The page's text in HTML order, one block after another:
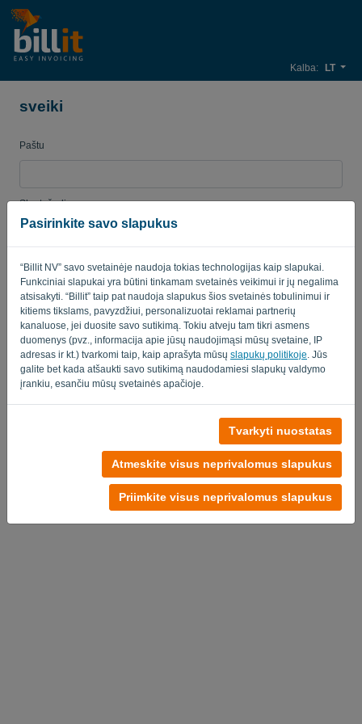
Pasirinkite savo slapukus
“Billit NV” savo svetainėje naudoja tokias technologijas kaip slapukai.
Funkciniai slapukai yra būtini tinkamam svetainės veikimui ir jų negalima
atsisakyti. “Billit” taip pat naudoja slapukus šios svetainės tobulinimui ir
kitiems tikslams, pavyzdžiui, personalizuotai reklamai partnerių
kanaluose, jei duosite savo sutikimą. Tokiu atveju tam tikri asmens
duomenys (pvz., informacija apie jūsų naudojimąsi mūsų svetaine, IP
adresas ir kt.) tvarkomi taip, kaip aprašyta mūsų slapukų politikoje . Jūs
galite bet kada atšaukti savo sutikimą naudodamiesi slapukų valdymo
įrankiu, esančiu mūsų svetainės apačioje.
Tvarkyti nuostatas
Atmeskite visus neprivalomus slapukus
Priimkite visus neprivalomus slapukus
Kalba: LT
sveiki
Paštu
Slaptažodis
Primink man Pamiršote slaptažodį?
PRISIJUNGTI
Pabandykite nemokamai dabar
Terminai ir sąlygos